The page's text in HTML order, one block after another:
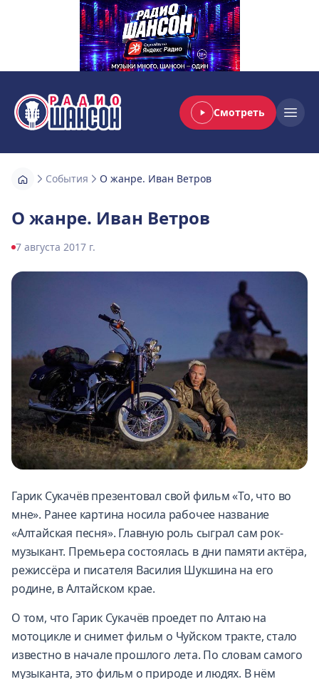
Радио Шансон Смотреть
События О жанре. Иван Ветров
О жанре. Иван Ветров
7 августа 2017 г.
Гарик Сукачёв презентовал свой фильм «То, что во
мне». Ранее картина носила рабочее название
«Алтайская песня». Главную роль сыграл сам рок-
музыкант. Премьера состоялась в дни памяти актёра,
режиссёра и писателя Василия Шукшина на его
родине, в Алтайском крае.
О том, что Гарик Сукачёв проедет по Алтаю на
мотоцикле и снимет фильм о Чуйском тракте, стало
известно в начале прошлого лета. По словам самого
музыканта, это фильм о природе и людях. В нём